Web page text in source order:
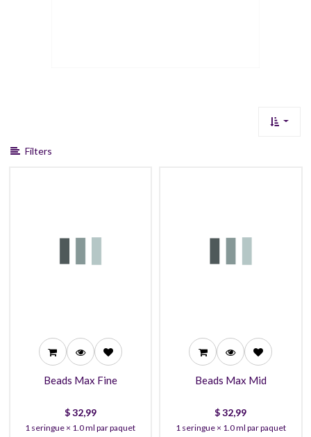
Filters
Beads Max Fine
$32,99
1 seringue × 1.0 ml par paquet
Beads Max Mid
$32,99
1 seringue × 1.0 ml par paquet